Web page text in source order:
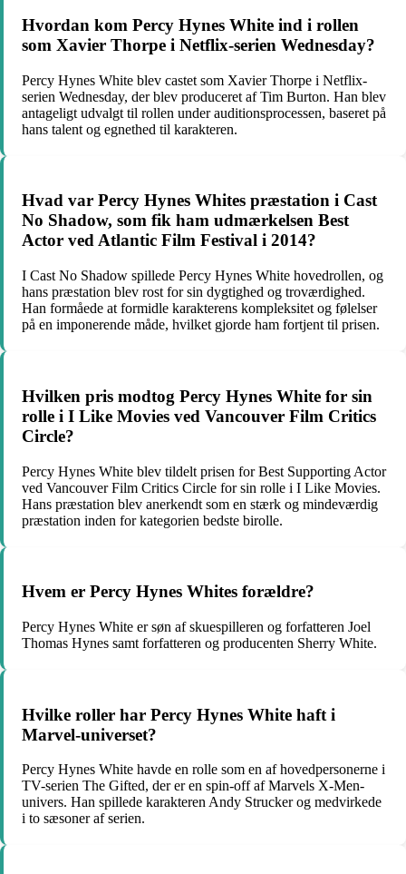
Hvordan kom Percy Hynes White ind i rollen
som Xavier Thorpe i Netflix-serien Wednesday?
Percy Hynes White blev castet som Xavier Thorpe i Netflix-
serien Wednesday, der blev produceret af Tim Burton. Han blev
antageligt udvalgt til rollen under auditionsprocessen, baseret på
hans talent og egnethed til karakteren.
Hvad var Percy Hynes Whites præstation i Cast
No Shadow, som fik ham udmærkelsen Best
Actor ved Atlantic Film Festival i 2014?
I Cast No Shadow spillede Percy Hynes White hovedrollen, og
hans præstation blev rost for sin dygtighed og troværdighed.
Han formåede at formidle karakterens kompleksitet og følelser
på en imponerende måde, hvilket gjorde ham fortjent til prisen.
Hvilken pris modtog Percy Hynes White for sin
rolle i I Like Movies ved Vancouver Film Critics
Circle?
Percy Hynes White blev tildelt prisen for Best Supporting Actor
ved Vancouver Film Critics Circle for sin rolle i I Like Movies.
Hans præstation blev anerkendt som en stærk og mindeværdig
præstation inden for kategorien bedste birolle.
Hvem er Percy Hynes Whites forældre?
Percy Hynes White er søn af skuespilleren og forfatteren Joel
Thomas Hynes samt forfatteren og producenten Sherry White.
Hvilke roller har Percy Hynes White haft i
Marvel-universet?
Percy Hynes White havde en rolle som en af hovedpersonerne i
TV-serien The Gifted, der er en spin-off af Marvels X-Men-
univers. Han spillede karakteren Andy Strucker og medvirkede
i to sæsoner af serien.